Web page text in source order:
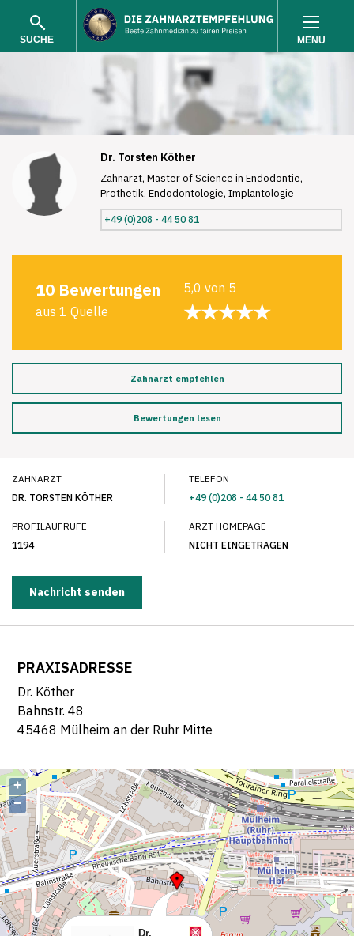
SUCHE
SUCHEN
MENU
Dr. Torsten Köther
Zahnarzt, Master of Science in Endodontie,
Prothetik, Endodontologie, Implantologie
+49 (0)208 - 44 50 81
10 Bewertungen
aus 1 Quelle
5,0 von 5
★★★★★
Zahnarzt empfehlen
Bewertungen lesen
ZAHNARZT
DR. TORSTEN KÖTHER
TELEFON
+49 (0)208 - 44 50 81
PROFILAUFRUFE
1194
ARZT HOMEPAGE
NICHT EINGETRAGEN
Nachricht senden
PRAXISADRESSE
Dr. Köther
Bahnstr. 48
45468 Mülheim an der Ruhr Mitte